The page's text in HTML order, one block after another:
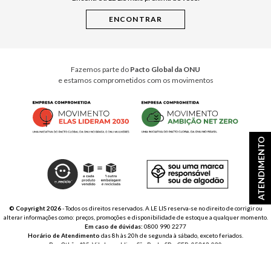
ATENDIMENTO
Fazemos parte do Pacto Global da ONU
e estamos comprometidos com os movimentos
© Copyright 2026- Todos os direitos reservados. A LE LIS reserva-se no direito de corrigir ou
alterar informações como: preços, promoções e disponibilidade de estoque a qualquer momento.
Em caso de dúvidas: 0800 990 2277
Horário de Atendimento das 8h às 20h de segunda à sábado, exceto feriados.
Rua Othão 405, Vila Leopoldina, São Paulo, SP – CEP: 05313-020